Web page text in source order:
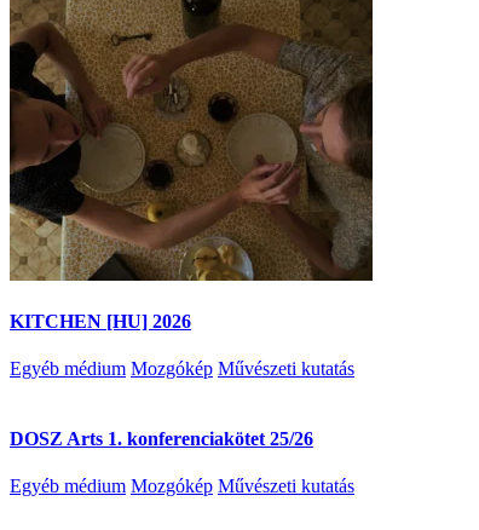
KITCHEN [HU] 2026
Egyéb médium Mozgókép Művészeti kutatás
DOSZ Arts 1. konferenciakötet 25/26
Egyéb médium Mozgókép Művészeti kutatás